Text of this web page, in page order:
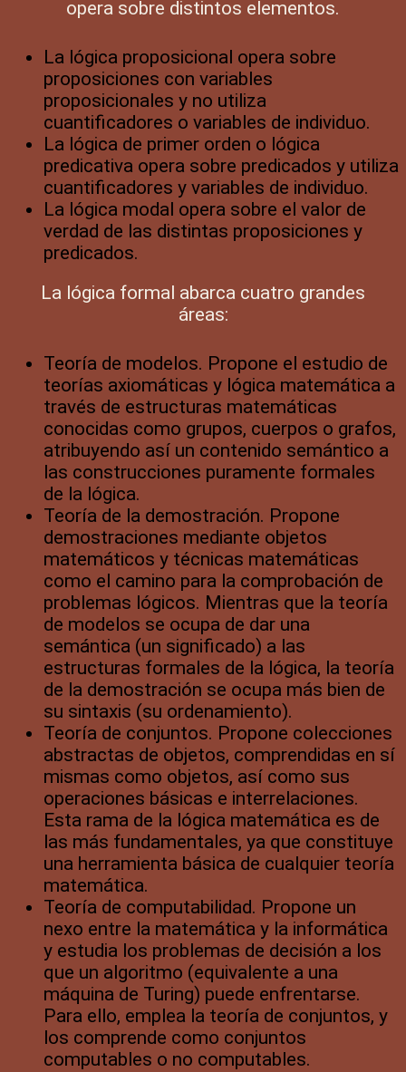
opera sobre distintos elementos.
La lógica proposicional opera sobre
proposiciones con variables
proposicionales y no utiliza
cuantificadores o variables de individuo.
La lógica de primer orden o lógica
predicativa opera sobre predicados y utiliza
cuantificadores y variables de individuo.
La lógica modal opera sobre el valor de
verdad de las distintas proposiciones y
predicados.
La lógica formal abarca cuatro grandes
áreas:
Teoría de modelos. Propone el estudio de
teorías axiomáticas y lógica matemática a
través de estructuras matemáticas
conocidas como grupos, cuerpos o grafos,
atribuyendo así un contenido semántico a
las construcciones puramente formales
de la lógica.
Teoría de la demostración. Propone
demostraciones mediante objetos
matemáticos y técnicas matemáticas
como el camino para la comprobación de
problemas lógicos. Mientras que la teoría
de modelos se ocupa de dar una
semántica (un significado) a las
estructuras formales de la lógica, la teoría
de la demostración se ocupa más bien de
su sintaxis (su ordenamiento).
Teoría de conjuntos. Propone colecciones
abstractas de objetos, comprendidas en sí
mismas como objetos, así como sus
operaciones básicas e interrelaciones.
Esta rama de la lógica matemática es de
las más fundamentales, ya que constituye
una herramienta básica de cualquier teoría
matemática.
Teoría de computabilidad. Propone un
nexo entre la matemática y la informática
y estudia los problemas de decisión a los
que un algoritmo (equivalente a una
máquina de Turing) puede enfrentarse.
Para ello, emplea la teoría de conjuntos, y
los comprende como conjuntos
computables o no computables.